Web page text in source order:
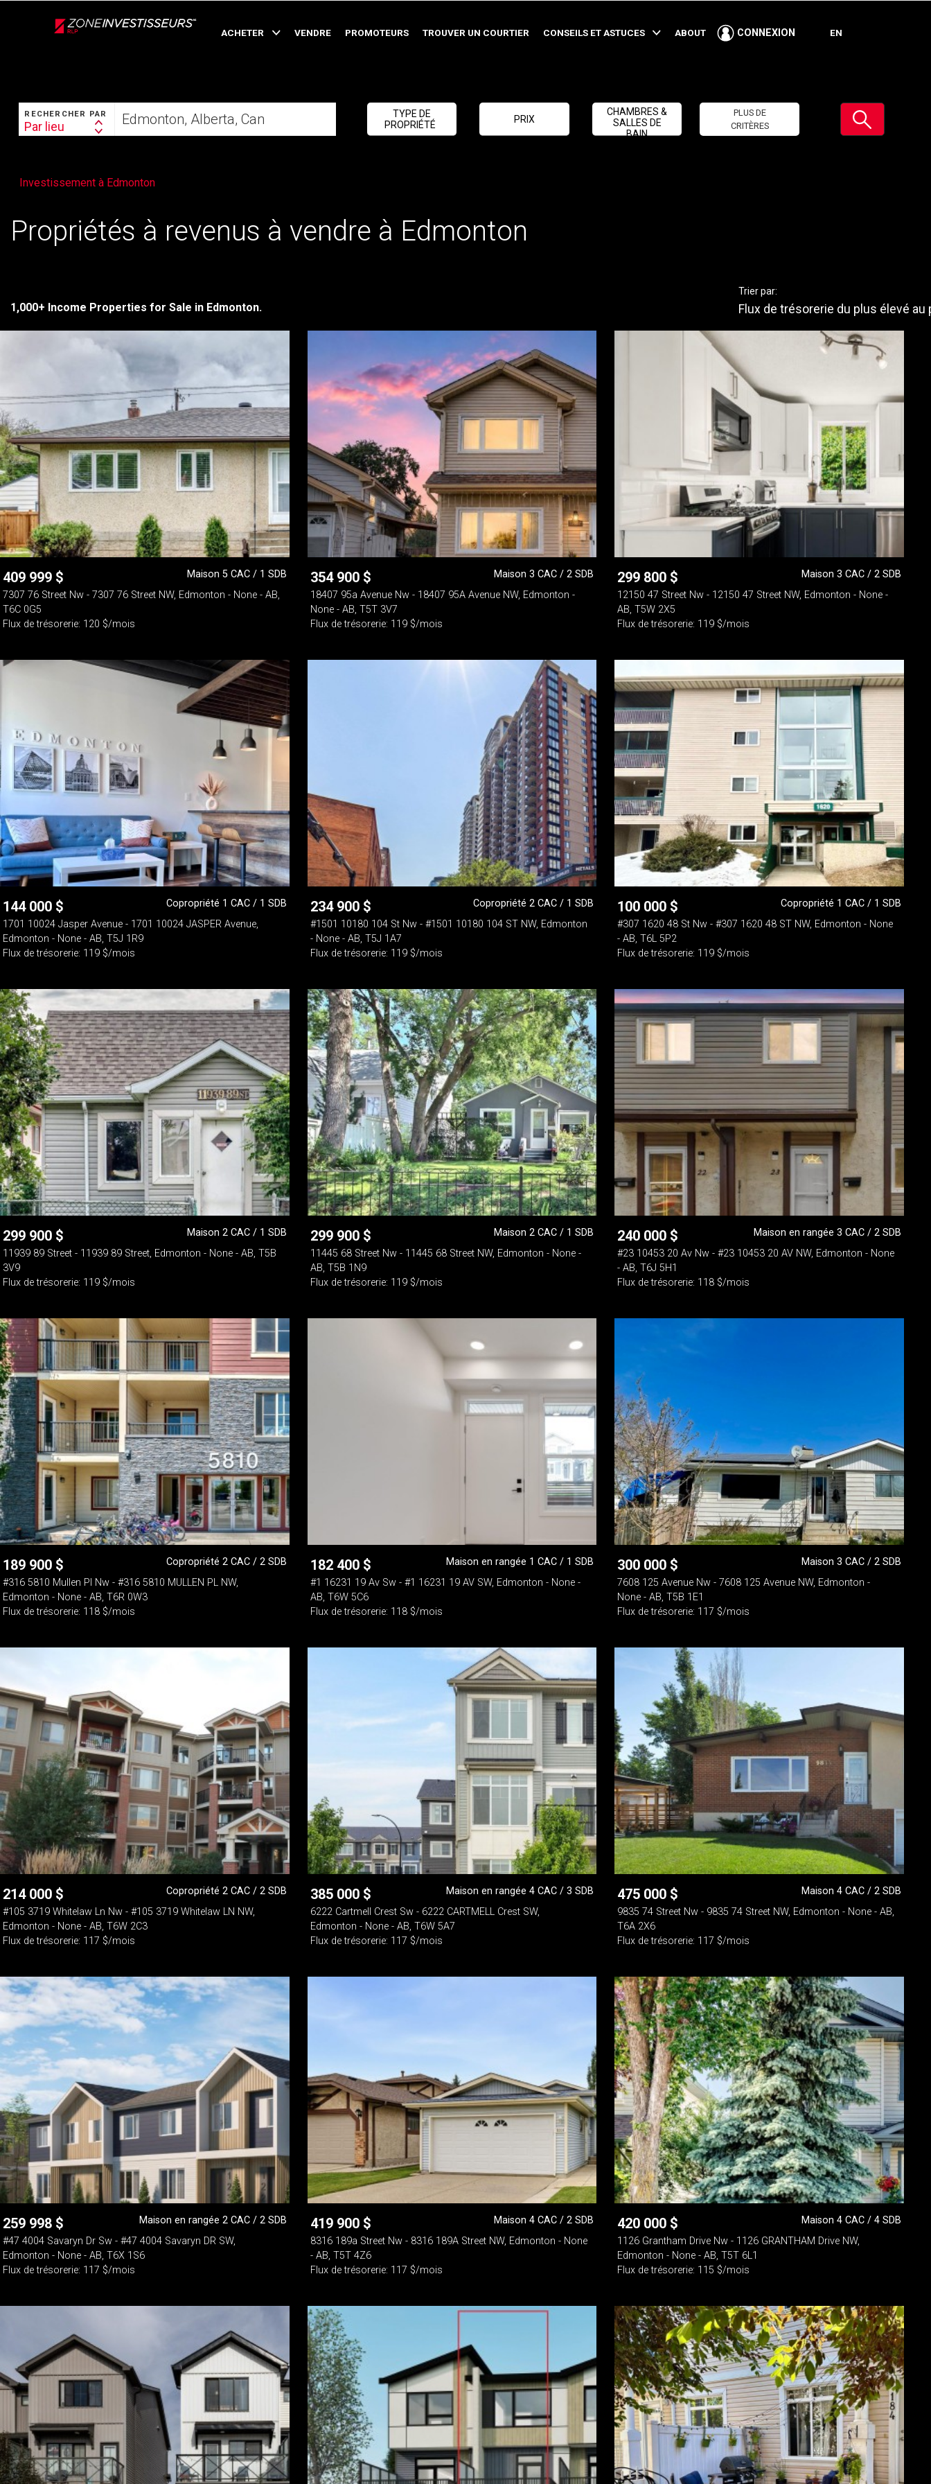
ACHETER VENDRE PROMOTEURS TROUVER UN COURTIER CONSEILS ET ASTUCES ABOUT CONNEXION EN
RECHERCHER
RECHERCHER PAR
Search
By
Par lieu
votre
foyer
TYPE DE
PROPRIÉTÉ
PRIX
CHAMBRES &
SALLES DE
BAIN
PLUS DE
CRITÈRES
Soumettre
Investissement à Edmonton
Propriétés à revenus à vendre à Edmonton
1,000+ Income Properties for Sale in Edmonton.
Trier par:
Flux de trésorerie du plus élevé au
409 999 $
Maison 5 CAC / 1 SDB
7307 76 Street Nw - 7307 76 Street NW, Edmonton - None - AB,
T6C 0G5
Flux de trésorerie: 120 $/mois
354 900 $
Maison 3 CAC / 2 SDB
18407 95a Avenue Nw - 18407 95A Avenue NW, Edmonton -
None - AB, T5T 3V7
Flux de trésorerie: 119 $/mois
299 800 $
Maison 3 CAC / 2 SDB
12150 47 Street Nw - 12150 47 Street NW, Edmonton - None -
AB, T5W 2X5
Flux de trésorerie: 119 $/mois
144 000 $
Copropriété 1 CAC / 1 SDB
1701 10024 Jasper Avenue - 1701 10024 JASPER Avenue,
Edmonton - None - AB, T5J 1R9
Flux de trésorerie: 119 $/mois
234 900 $
Copropriété 2 CAC / 1 SDB
#1501 10180 104 St Nw - #1501 10180 104 ST NW, Edmonton
- None - AB, T5J 1A7
Flux de trésorerie: 119 $/mois
100 000 $
Copropriété 1 CAC / 1 SDB
#307 1620 48 St Nw - #307 1620 48 ST NW, Edmonton - None
- AB, T6L 5P2
Flux de trésorerie: 119 $/mois
299 900 $
Maison 2 CAC / 1 SDB
11939 89 Street - 11939 89 Street, Edmonton - None - AB, T5B
3V9
Flux de trésorerie: 119 $/mois
299 900 $
Maison 2 CAC / 1 SDB
11445 68 Street Nw - 11445 68 Street NW, Edmonton - None -
AB, T5B 1N9
Flux de trésorerie: 119 $/mois
240 000 $
Maison en rangée 3 CAC / 2 SDB
#23 10453 20 Av Nw - #23 10453 20 AV NW, Edmonton - None
- AB, T6J 5H1
Flux de trésorerie: 118 $/mois
189 900 $
Copropriété 2 CAC / 2 SDB
#316 5810 Mullen Pl Nw - #316 5810 MULLEN PL NW,
Edmonton - None - AB, T6R 0W3
Flux de trésorerie: 118 $/mois
182 400 $
Maison en rangée 1 CAC / 1 SDB
#1 16231 19 Av Sw - #1 16231 19 AV SW, Edmonton - None -
AB, T6W 5C6
Flux de trésorerie: 118 $/mois
300 000 $
Maison 3 CAC / 2 SDB
7608 125 Avenue Nw - 7608 125 Avenue NW, Edmonton -
None - AB, T5B 1E1
Flux de trésorerie: 117 $/mois
214 000 $
Copropriété 2 CAC / 2 SDB
#105 3719 Whitelaw Ln Nw - #105 3719 Whitelaw LN NW,
Edmonton - None - AB, T6W 2C3
Flux de trésorerie: 117 $/mois
385 000 $
Maison en rangée 4 CAC / 3 SDB
6222 Cartmell Crest Sw - 6222 CARTMELL Crest SW,
Edmonton - None - AB, T6W 5A7
Flux de trésorerie: 117 $/mois
475 000 $
Maison 4 CAC / 2 SDB
9835 74 Street Nw - 9835 74 Street NW, Edmonton - None - AB,
T6A 2X6
Flux de trésorerie: 117 $/mois
259 998 $
Maison en rangée 2 CAC / 2 SDB
#47 4004 Savaryn Dr Sw - #47 4004 Savaryn DR SW,
Edmonton - None - AB, T6X 1S6
Flux de trésorerie: 117 $/mois
419 900 $
Maison 4 CAC / 2 SDB
8316 189a Street Nw - 8316 189A Street NW, Edmonton - None
- AB, T5T 4Z6
Flux de trésorerie: 117 $/mois
420 000 $
Maison 4 CAC / 4 SDB
1126 Grantham Drive Nw - 1126 GRANTHAM Drive NW,
Edmonton - None - AB, T5T 6L1
Flux de trésorerie: 115 $/mois